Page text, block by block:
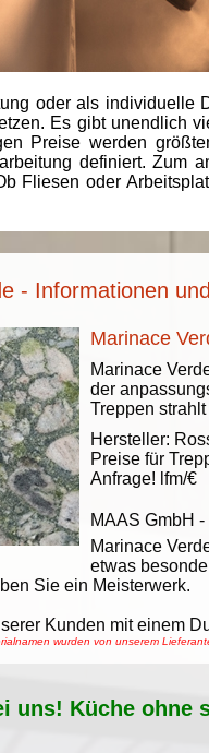
oder als individuelle
Es gibt unendlich
Preise werden
definiert. Zum
Fliesen oder
- Informationen
Marinace
Marinace
der
Treppen
Hersteller:
Preise für
Anfrage! lfm/€
MAAS GmbH -
Marinace
etwas
Sie ein Meisterwerk.
Kunden mit einem
wurden von unserem
uns! Küche ohne